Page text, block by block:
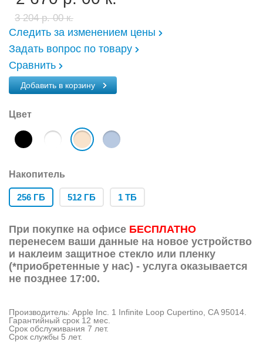
3 204 р. 00 к.
Следить за изменением цены
Задать вопрос по товару
Сравнить
Добавить в корзину
Цвет
Накопитель
256 ГБ 512 ГБ 1 ТБ
При покупке на офисе БЕСПЛАТНО
перенесем ваши данные на новое устройство
и наклеим защитное стекло или пленку
(*приобретенные у нас) - услуга оказывается
не позднее 17:00.
Производитель: Apple Inc. 1 Infinite Loop Cupertino, CA 95014.
Гарантийный срок 12 мес.
Срок обслуживания 7 лет.
Срок службы 5 лет.